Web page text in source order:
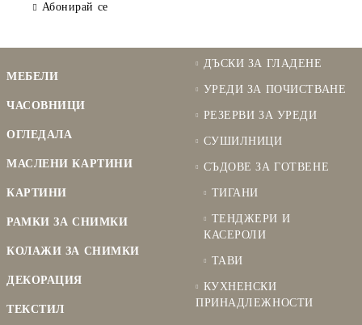
Абонирай се
МЕБЕЛИ
ЧАСОВНИЦИ
ОГЛЕДАЛА
МАСЛЕНИ КАРТИНИ
КАРТИНИ
РАМКИ ЗА СНИМКИ
КОЛАЖИ ЗА СНИМКИ
ДЕКОРАЦИЯ
ТЕКСТИЛ
ДЪСКИ ЗА ГЛАДЕНЕ
УРЕДИ ЗА ПОЧИСТВАНЕ
РЕЗЕРВИ ЗА УРЕДИ
СУШИЛНИЦИ
СЪДОВЕ ЗА ГОТВЕНЕ
ТИГАНИ
ТЕНДЖЕРИ И
КАСЕРОЛИ
ТАВИ
КУХНЕНСКИ
ПРИНАДЛЕЖНОСТИ